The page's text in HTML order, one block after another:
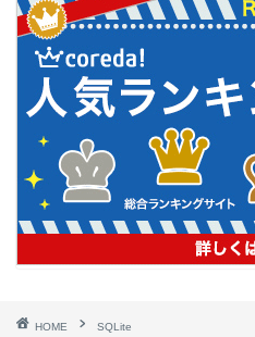
HOME SQLite